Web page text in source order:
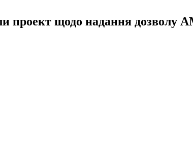
проект щодо надання дозволу